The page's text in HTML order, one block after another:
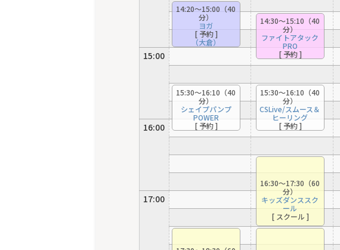
15:00
16:00
17:00
14:20〜15:00（40
分）
ヨガ
[ 予約 ]
（大倉）
[ 初心者 ]
15:30〜16:10（40
分）
シェイプパンプ
POWER
[ 予約 ]
（田中(清)）
14:30〜15:10（40
分）
ファイトアタック
PRO
[ 予約 ]
（真如）
15:30〜16:10（40
分）
CSLive/スムース＆
ヒーリング
[ 予約 ]
（アーカイブ）
16:30〜17:30（60
分）
キッズダンススク
ール
[ スクール ]
the
not